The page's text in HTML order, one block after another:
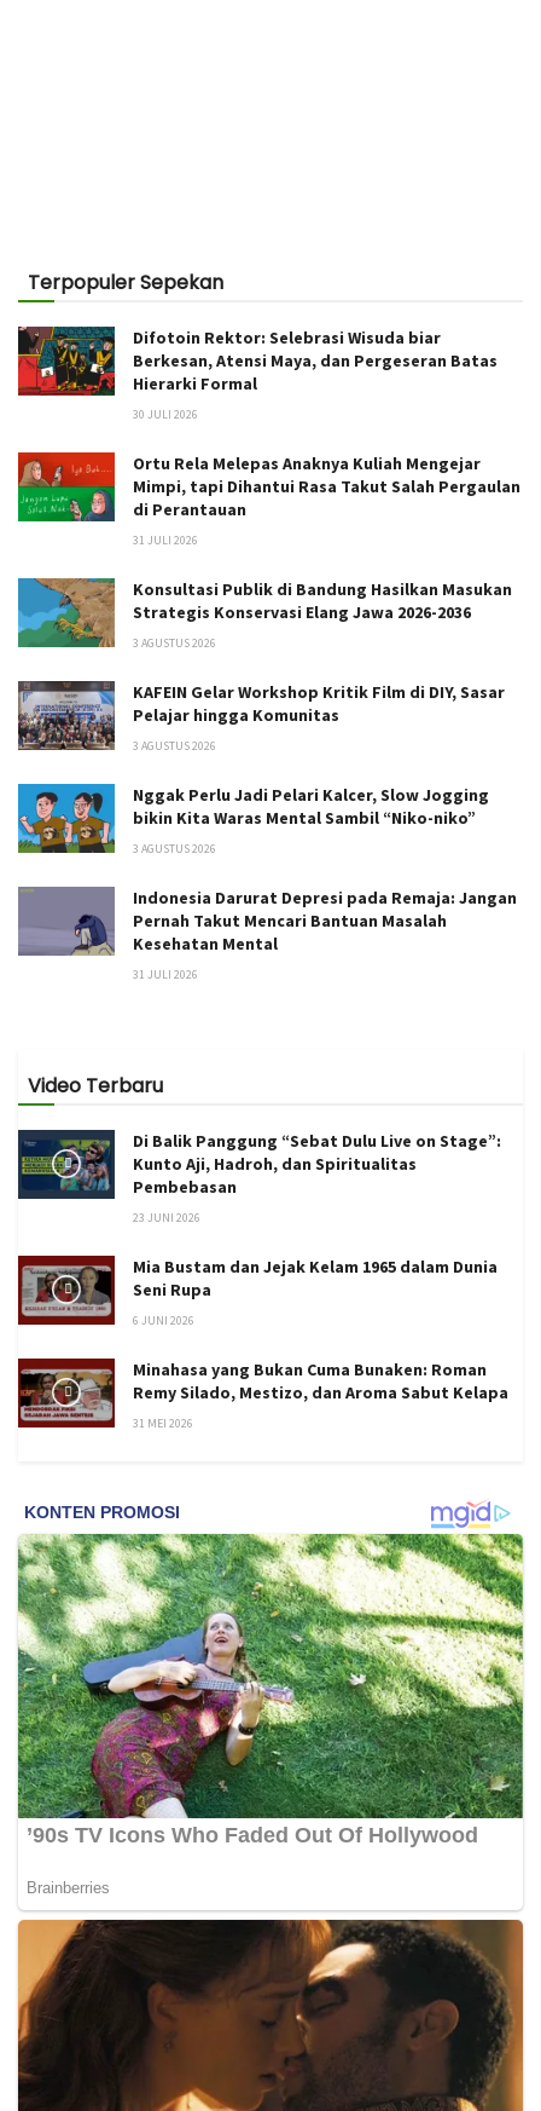
Terpopuler Sepekan
Difotoin Rektor: Selebrasi Wisuda biar
Berkesan, Atensi Maya, dan Pergeseran Batas
Hierarki Formal
30 JULI 2026
Ortu Rela Melepas Anaknya Kuliah Mengejar
Mimpi, tapi Dihantui Rasa Takut Salah Pergaulan
di Perantauan
31 JULI 2026
Konsultasi Publik di Bandung Hasilkan Masukan
Strategis Konservasi Elang Jawa 2026-2036
3 AGUSTUS 2026
KAFEIN Gelar Workshop Kritik Film di DIY, Sasar
Pelajar hingga Komunitas
3 AGUSTUS 2026
Nggak Perlu Jadi Pelari Kalcer, Slow Jogging
bikin Kita Waras Mental Sambil “Niko-niko”
3 AGUSTUS 2026
Indonesia Darurat Depresi pada Remaja: Jangan
Pernah Takut Mencari Bantuan Masalah
Kesehatan Mental
31 JULI 2026
Video Terbaru
Di Balik Panggung “Sebat Dulu Live on Stage”:
Kunto Aji, Hadroh, dan Spiritualitas
Pembebasan
23 JUNI 2026
Mia Bustam dan Jejak Kelam 1965 dalam Dunia
Seni Rupa
6 JUNI 2026
Minahasa yang Bukan Cuma Bunaken: Roman
Remy Silado, Mestizo, dan Aroma Sabut Kelapa
31 MEI 2026